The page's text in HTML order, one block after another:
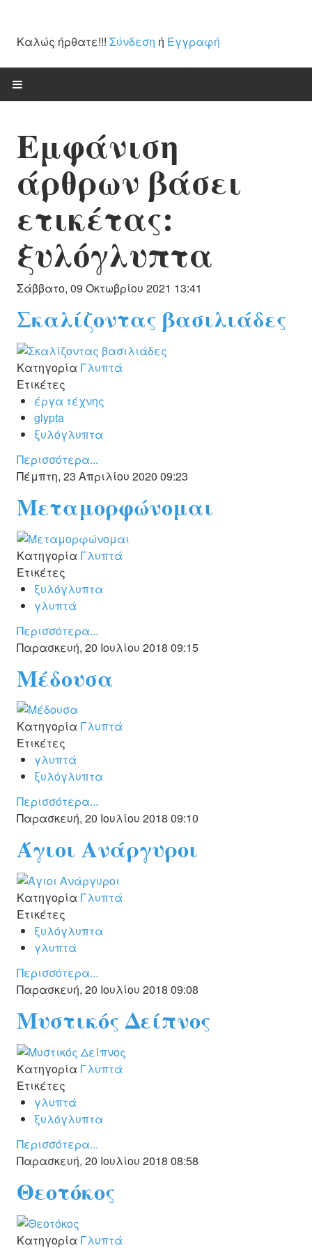
Καλώς ήρθατε!!! Σύνδεση ή Εγγραφή
ΈΡΓΑ ΤΈΧΝΗΣ
Ζωγραφική
Γλυπτά / Ξυλόγλυπτα
Χαρακτική
Αγιογραφίες
Κεραμική
ΚΑΛΛΙΤΈΧΝΕΣ
ΚΑΤΑΧΏΡΗΣΗ
ΚΟΙΝΌΤΗΤΑ
ΕΠΙΚΟΙΝΩΝΊΑ
Εμφάνιση
άρθρων βάσει
ετικέτας:
ξυλόγλυπτα
Σάββατο, 09 Οκτωβρίου 2021 13:41
Σκαλίζοντας βασιλιάδες
Κατηγορία Γλυπτά
Ετικέτες
έργα τέχνης
glypta
ξυλόγλυπτα
Περισσότερα...
Πέμπτη, 23 Απριλίου 2020 09:23
Μεταμορφώνομαι
Κατηγορία Γλυπτά
Ετικέτες
ξυλόγλυπτα
γλυπτά
Περισσότερα...
Παρασκευή, 20 Ιουλίου 2018 09:15
Μέδουσα
Κατηγορία Γλυπτά
Ετικέτες
γλυπτά
ξυλόγλυπτα
Περισσότερα...
Παρασκευή, 20 Ιουλίου 2018 09:10
Άγιοι Ανάργυροι
Κατηγορία Γλυπτά
Ετικέτες
ξυλόγλυπτα
γλυπτά
Περισσότερα...
Παρασκευή, 20 Ιουλίου 2018 09:08
Μυστικός Δείπνος
Κατηγορία Γλυπτά
Ετικέτες
γλυπτά
ξυλόγλυπτα
Περισσότερα...
Παρασκευή, 20 Ιουλίου 2018 08:58
Θεοτόκος
Κατηγορία Γλυπτά